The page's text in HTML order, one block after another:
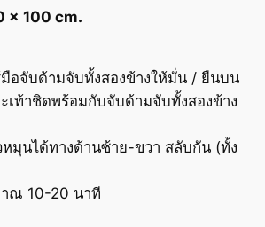
x 100 cm.
อจับด้ามจับทั้งสองข้างให้มั่น / ยืนบน
ท้าชิดพร้อมกับจับด้ามจับทั้งสองข้าง
มุนได้ทางด้านซ้าย-ขวา สลับกัน (ทั้ง
าณ 10-20 นาที